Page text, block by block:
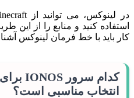
استفاده کنید و منابع را از این
کار باید با خط فرمان لینوکس آشنا
انتخاب مناسبی است؟